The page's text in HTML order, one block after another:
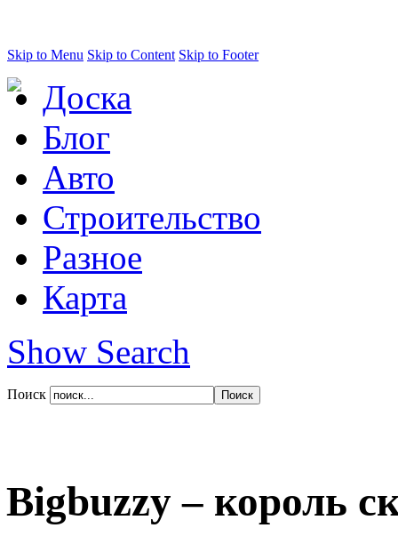
Skip to Menu Skip to Content Skip to Footer
Доска
Блог
Авто
Строительство
Разное
Карта
Show Search
Поиск
Bigbuzzy – король